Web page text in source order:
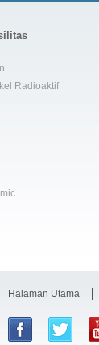
Radioaktif
Halaman Utama